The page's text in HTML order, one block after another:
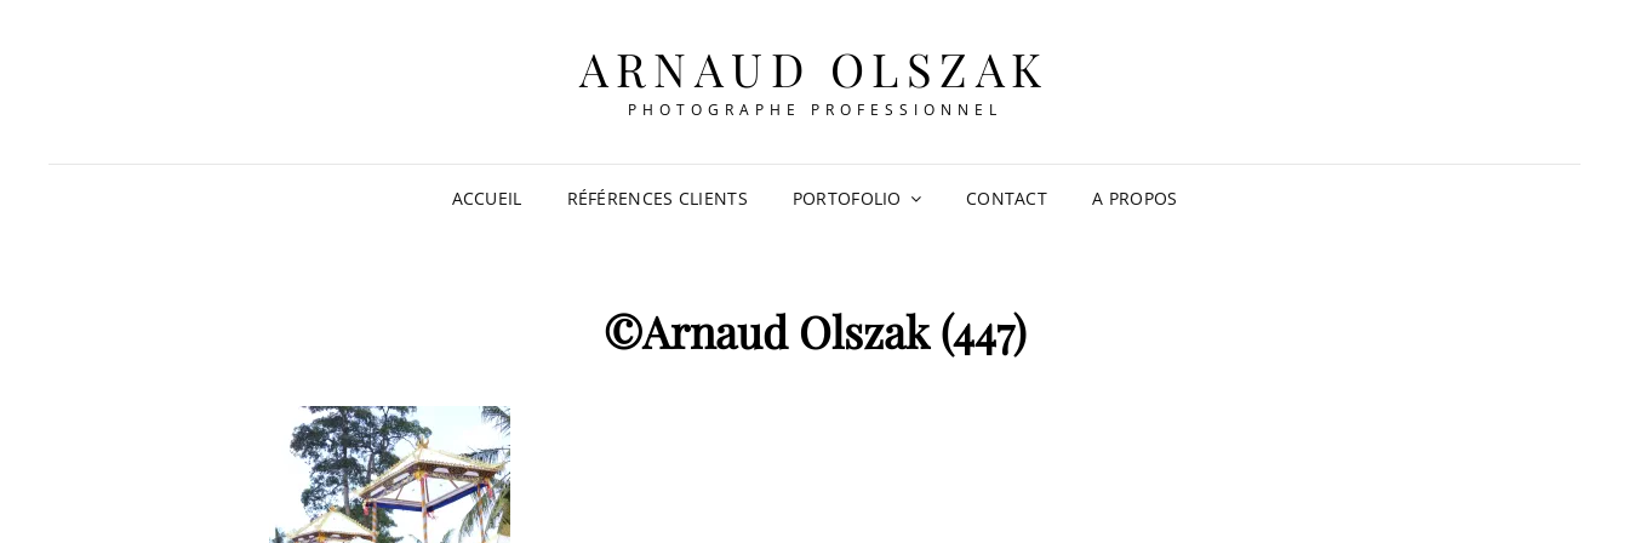
ARNAUD OLSZAK
PHOTOGRAPHE PROFESSIONNEL
ACCUEIL RÉFÉRENCES CLIENTS PORTOFOLIO CONTACT A PROPOS
©Arnaud Olszak (447)